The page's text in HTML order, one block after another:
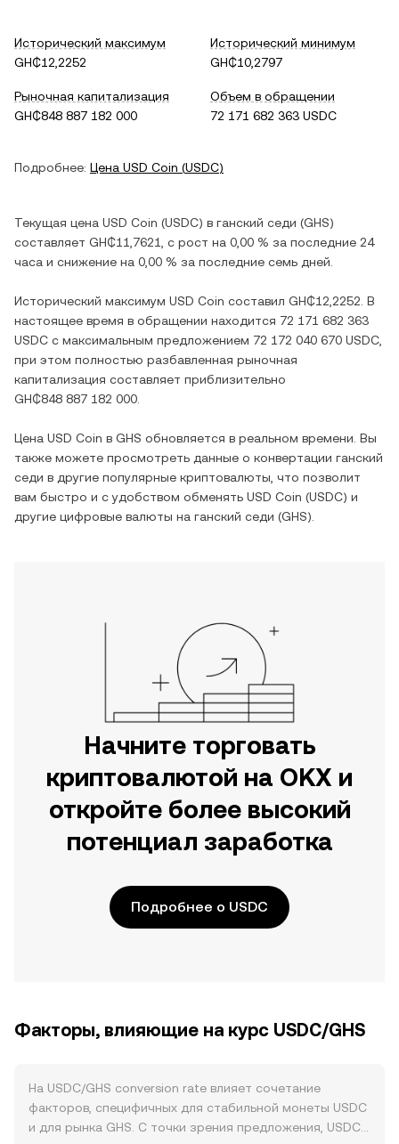
Исторический максимум
GH₵12,2252
Исторический минимум
GH₵10,2797
Рыночная капитализация
GH₵848 887 182 000
Объем в обращении
72 171 682 363 USDC
Подробнее: Цена USD Coin (USDC)
Текущая цена USD Coin (USDC) в ганский седи (GHS)
составляет GH₵11,7621 , c рост на 0,00 % за последние 24
часа и снижение на 0,00 % за последние семь дней.
Исторический максимум USD Coin составил GH₵12,2252 . В
настоящее время в обращении находится 72 171 682 363
USDC с максимальным предложением 72 172 040 670 USDC
при этом полностью разбавленная рыночная
капитализация составляет приблизительно
GH₵848 887 182 000
Цена USD Coin в GHS обновляется в реальном времени. Вы
также можете просмотреть данные о конвертации ганский
седи в другие популярные криптовалюты, что позволит
вам быстро и с удобством обменять USD Coin (USDC) и
другие цифровые валюты на ганский седи (GHS).
Начните торговать
криптовалютой на OKX и
откройте более высокий
потенциал заработка
Подробнее о USDC
Факторы, влияющие на курс USDC/GHS
На USDC/GHS conversion rate влияет сочетание
факторов, специфичных для стабильной монеты USDC
и для рынка GHS. С точки зрения предложения, USDC